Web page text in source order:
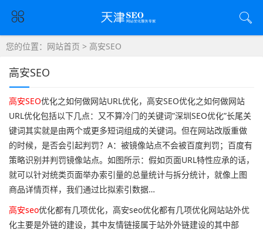
您的位置： 网站首页 > 高安SEO
高安SEO
高安SEO优化之如何做网站URL优化，高安SEO优化之如何做网站
URL优化包括以下几点：又不算冷门的关键词”深圳SEO优化”长尾关
键词其实就是由两个或更多短词组成的关键词。但在网站改版重做
的时候，是否会引起判罚？A：被镜像站点不会被百度判罚；百度有
策略识别并判罚镜像站点。如图所示：假如页面URL特性应承的话，
就可以针对统类页面举办索引量的总量统计与拆分统计，就像上图
商品详情页样，我们通过比拟索引数据…
高安seo优化都有几项优化，高安seo优化都有几项优化网站站外优
化主要是外链的建设，其中友情链接属于站外外链建设的其中部